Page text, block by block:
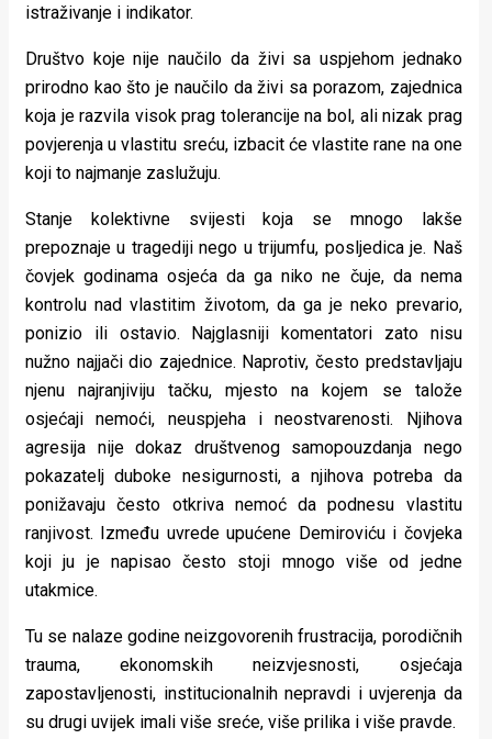
istraživanje i indikator.
Društvo koje nije naučilo da živi sa uspjehom jednako
prirodno kao što je naučilo da živi sa porazom, zajednica
koja je razvila visok prag tolerancije na bol, ali nizak prag
povjerenja u vlastitu sreću, izbacit će vlastite rane na one
koji to najmanje zaslužuju.
Stanje kolektivne svijesti koja se mnogo lakše
prepoznaje u tragediji nego u trijumfu, posljedica je. Naš
čovjek godinama osjeća da ga niko ne čuje, da nema
kontrolu nad vlastitim životom, da ga je neko prevario,
ponizio ili ostavio. Najglasniji komentatori zato nisu
nužno najjači dio zajednice. Naprotiv, često predstavljaju
njenu najranjiviju tačku, mjesto na kojem se talože
osjećaji nemoći, neuspjeha i neostvarenosti. Njihova
agresija nije dokaz društvenog samopouzdanja nego
pokazatelj duboke nesigurnosti, a njihova potreba da
ponižavaju često otkriva nemoć da podnesu vlastitu
ranjivost. Između uvrede upućene Demiroviću i čovjeka
koji ju je napisao često stoji mnogo više od jedne
utakmice.
Tu se nalaze godine neizgovorenih frustracija, porodičnih
trauma, ekonomskih neizvjesnosti, osjećaja
zapostavljenosti, institucionalnih nepravdi i uvjerenja da
su drugi uvijek imali više sreće, više prilika i više pravde.